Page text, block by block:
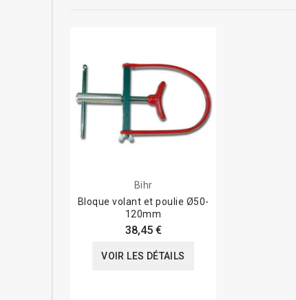
Bihr
Bloque volant et poulie Ø50-
120mm
38,45 €
VOIR LES DÉTAILS